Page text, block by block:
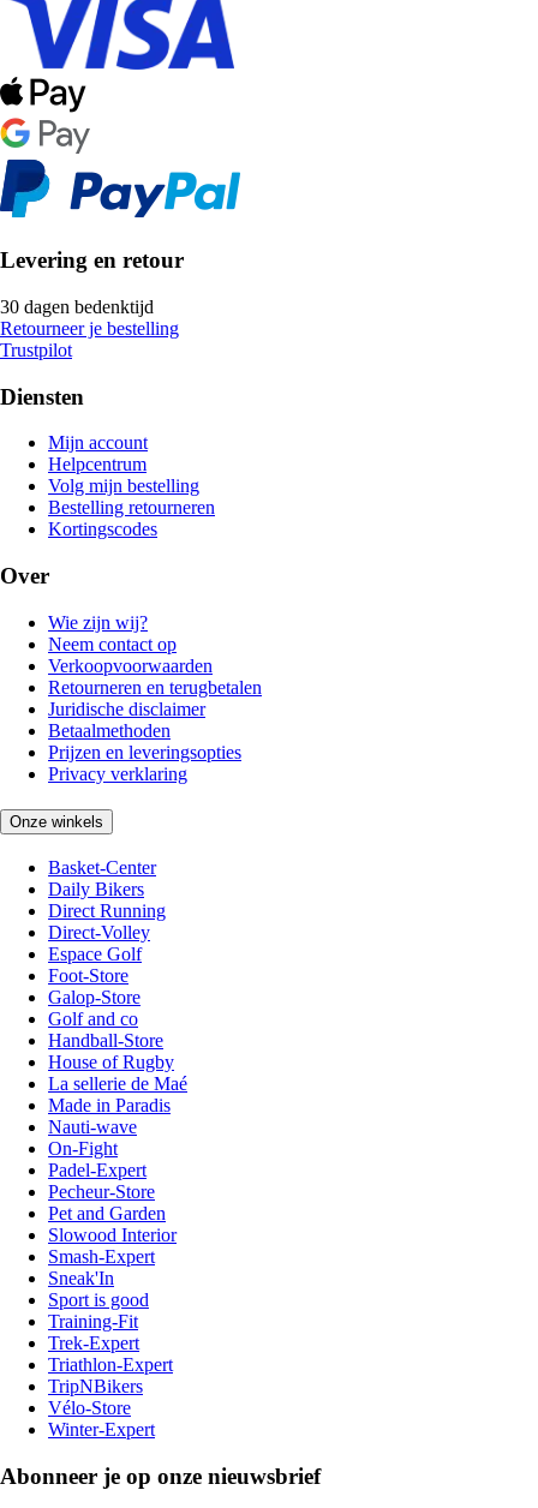
Levering en retour
30 dagen bedenktijd
Retourneer je bestelling
Trustpilot
Diensten
Mijn account
Helpcentrum
Volg mijn bestelling
Bestelling retourneren
Kortingscodes
Over
Wie zijn wij?
Neem contact op
Verkoopvoorwaarden
Retourneren en terugbetalen
Juridische disclaimer
Betaalmethoden
Prijzen en leveringsopties
Privacy verklaring
Onze winkels
Basket-Center
Daily Bikers
Direct Running
Direct-Volley
Espace Golf
Foot-Store
Galop-Store
Golf and co
Handball-Store
House of Rugby
La sellerie de Maé
Made in Paradis
Nauti-wave
On-Fight
Padel-Expert
Pecheur-Store
Pet and Garden
Slowood Interior
Smash-Expert
Sneak'In
Sport is good
Training-Fit
Trek-Expert
Triathlon-Expert
TripNBikers
Vélo-Store
Winter-Expert
Abonneer je op onze nieuwsbrief